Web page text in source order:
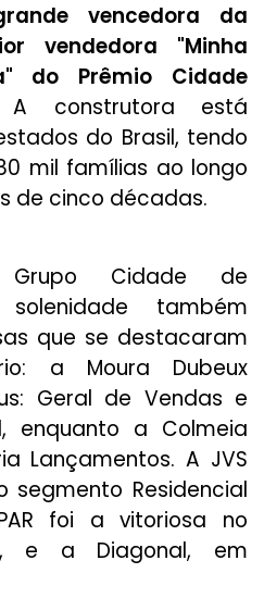
vencedora da
vendedora "Minha
do Prêmio Cidade
construtora está
do Brasil, tendo
mil famílias ao longo
de cinco décadas.
Grupo Cidade de
também
que se destacaram
a Moura Dubeux
Geral de Vendas e
enquanto a Colmeia
Lançamentos. A JVS
segmento Residencial
foi a vitoriosa no
e a Diagonal, em